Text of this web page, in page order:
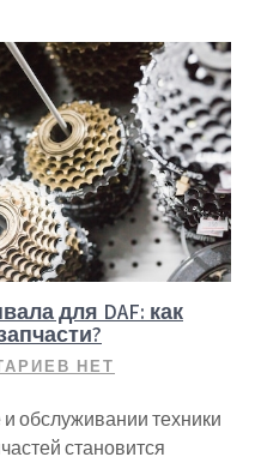
для DAF: как
НЕТ
и обслуживании техники
становится